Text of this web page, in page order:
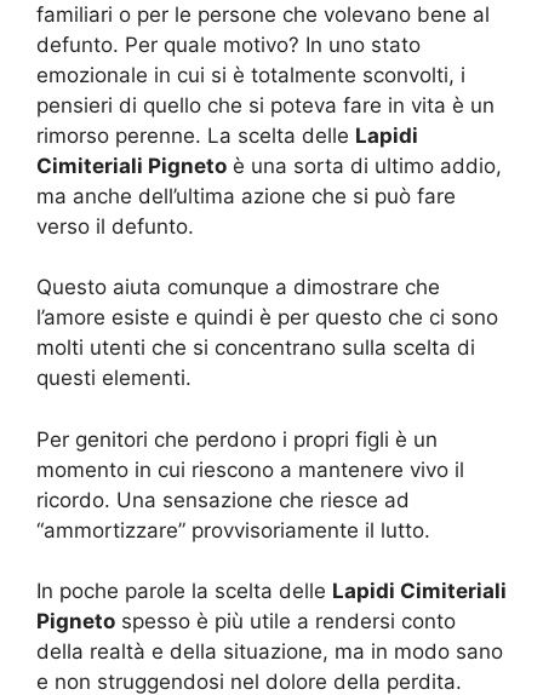
familiari o per le persone che volevano bene al
defunto. Per quale motivo? In uno stato
emozionale in cui si è totalmente sconvolti, i
pensieri di quello che si poteva fare in vita è un
rimorso perenne. La scelta delle Lapidi
Cimiteriali Pigneto è una sorta di ultimo addio,
ma anche dell’ultima azione che si può fare
verso il defunto.
Questo aiuta comunque a dimostrare che
l’amore esiste e quindi è per questo che ci sono
molti utenti che si concentrano sulla scelta di
questi elementi.
Per genitori che perdono i propri figli è un
momento in cui riescono a mantenere vivo il
ricordo. Una sensazione che riesce ad
“ammortizzare” provvisoriamente il lutto.
In poche parole la scelta delle Lapidi Cimiteriali
Pigneto spesso è più utile a rendersi conto
della realtà e della situazione, ma in modo sano
e non struggendosi nel dolore della perdita.